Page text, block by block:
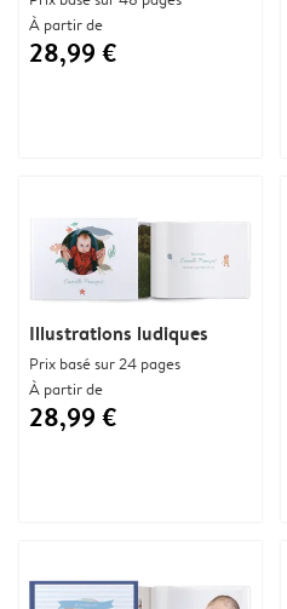
À partir de
28,99 €
Illustrations ludiques
Prix basé sur 24 pages
À partir de
28,99 €